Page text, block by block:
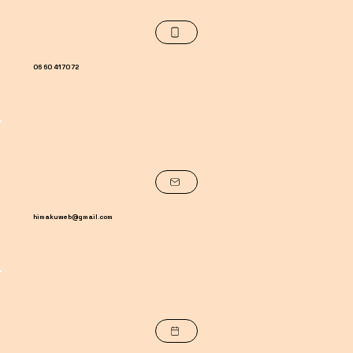
06 60 41 70 72
himakuweb@gmail.com